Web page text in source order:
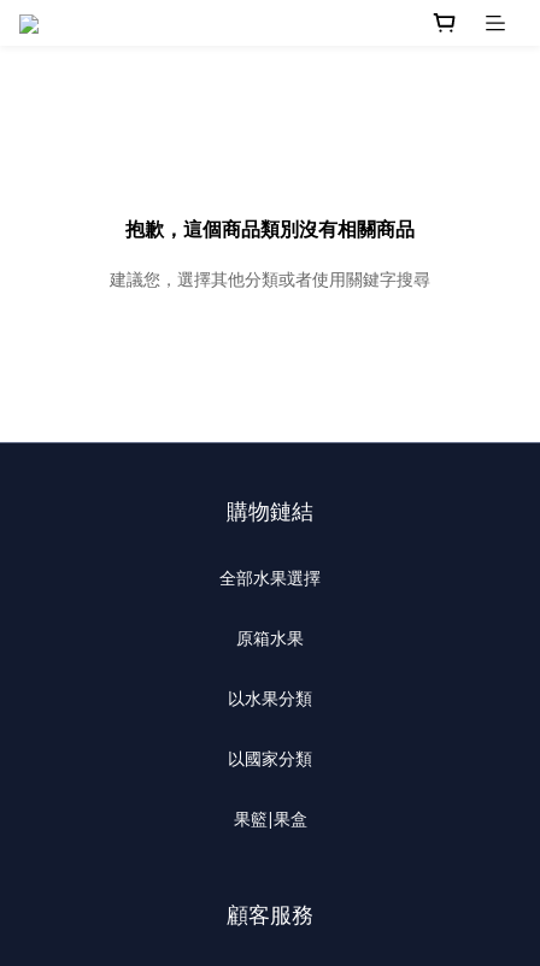
抱歉，這個商品類別沒有相關商品
建議您，選擇其他分類或者使用關鍵字搜尋
購物鏈結
全部水果選擇
原箱水果
以水果分類
以國家分類
果籃|果盒
顧客服務